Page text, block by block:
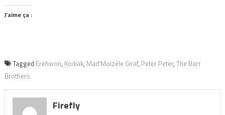
J’aime ça :
Tagged Erehwon, Kodiak, Mad'Moizèle Giraf, Peter Peter, The Barr
Brothers
Firefly